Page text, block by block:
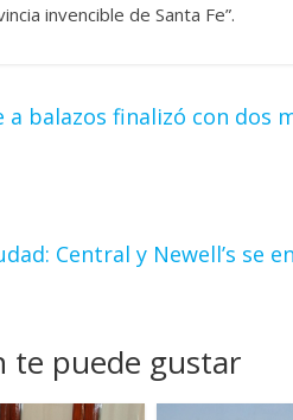
invencible de Santa Fe”.
a balazos finalizó con dos
Central y Newell’s se
te puede gustar